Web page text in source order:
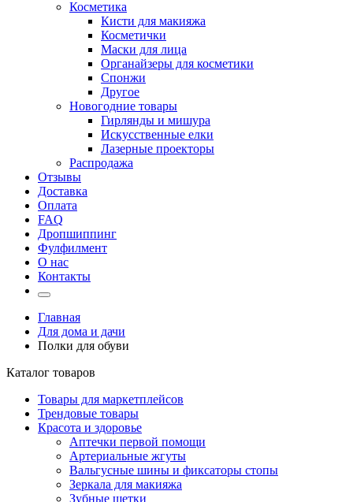
Косметика
Кисти для макияжа
Косметички
Маски для лица
Органайзеры для косметики
Спонжи
Другое
Новогодние товары
Гирлянды и мишура
Искусственные елки
Лазерные проекторы
Распродажа
Отзывы
Доставка
Оплата
FAQ
Дропшиппинг
Фулфилмент
О нас
Контакты
Главная
Для дома и дачи
Полки для обуви
Каталог товаров
Товары для маркетплейсов
Трендовые товары
Красота и здоровье
Аптечки первой помощи
Артериальные жгуты
Вальгусные шины и фиксаторы стопы
Зеркала для макияжа
Зубные щетки